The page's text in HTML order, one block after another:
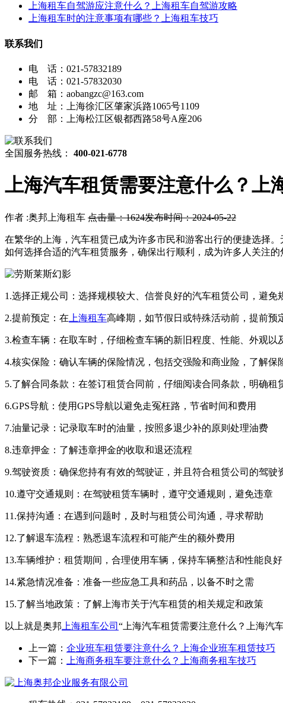
上海租车自驾游应注意什么？上海租车自驾游攻略
上海租车时的注意事项有哪些？上海租车技巧
联系我们
电 话：021-57832189
电 话：021-57832030
邮 箱：aobangzc@163.com
地 址：上海徐汇区肇家浜路1065号1109
分 部：上海松江区银都西路58号A座206
全国服务热线： 400-021-6778
上海汽车租赁需要注意什么？上
作者 :奥邦上海租车 点击量：1624发布时间：2024-05-22
在繁华的上海，汽车租赁已成为许多市民和游客出行的便捷选择
如何选择合适的汽车租赁服务，确保出行顺利，成为许多人关注
1.选择正规公司：选择规模较大、信誉良好的汽车租赁公司，避
2.提前预定：在 上海租车高峰期，如节假日或特殊活动前，提前预
3.检查车辆：在取车时，仔细检查车辆的新旧程度、性能、外观以
4.核实保险：确认车辆的保险情况，包括交强险和商业险，了解保
5.了解合同条款：在签订租赁合同前，仔细阅读合同条款，明确
6.GPS导航：使用GPS导航以避免走冤枉路，节省时间和费用
7.油量记录：记录取车时的油量，按照多退少补的原则处理油费
8.违章押金：了解违章押金的收取和退还流程
9.驾驶资质：确保您持有有效的驾驶证，并且符合租赁公司的驾驶
10.遵守交通规则：在驾驶租赁车辆时，遵守交通规则，避免违章
11.保持沟通：在遇到问题时，及时与租赁公司沟通，寻求帮助
12.了解退车流程：熟悉退车流程和可能产生的额外费用
13.车辆维护：租赁期间，合理使用车辆，保持车辆整洁和性能良好
14.紧急情况准备：准备一些应急工具和药品，以备不时之需
15.了解当地政策：了解上海市关于汽车租赁的相关规定和政策
以上就是奥邦 上海租车公司 “上海汽车租赁需要注意什么？上海汽
上一篇： 企业班车租赁要注意什么？上海企业班车租赁技巧
下一篇：
上海商务租车要注意什么？上海商务租车技巧